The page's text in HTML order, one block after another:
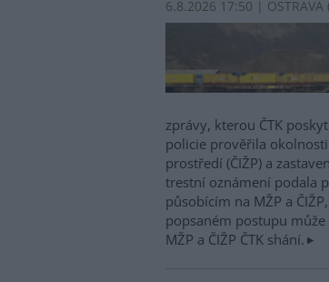
6.8.2026 17:50 | OSTRAVA (
zprávy, kterou ČTK
policie prověřila
prostředí (ČIŽP) a
trestní oznámení podala
působícím na MŽP a
popsaném postupu
MŽP a ČIŽP ČTK shání.